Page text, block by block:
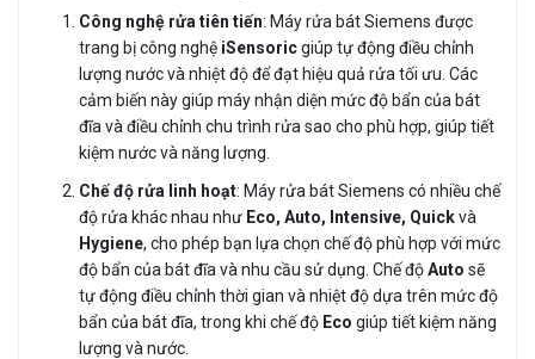
Công nghệ rửa tiên tiến: Máy rửa bát Siemens được
trang bị công nghệ iSensoricgiúp tự động điều chỉnh
lượng nước và nhiệt độ để đạt hiệu quả rửa tối ưu. Các
cảm biến này giúp máy nhận diện mức độ bẩn của bát
đĩa và điều chỉnh chu trình rửa sao cho phù hợp, giúp tiết
kiệm nước và năng lượng.
Chế độ rửa linh hoạt: Máy rửa bát Siemens có nhiều chế
độ rửa khác nhau như Eco, Auto, Intensive, Quickvà
Hygiene, cho phép bạn lựa chọn chế độ phù hợp với mức
độ bẩn của bát đĩa và nhu cầu sử dụng. Chế độAuto sẽ
tự động điều chỉnh thời gian và nhiệt độ dựa trên mức độ
bẩn của bát đĩa, trong khi chế độ Eco giúp tiết kiệm năng
lượng và nước.